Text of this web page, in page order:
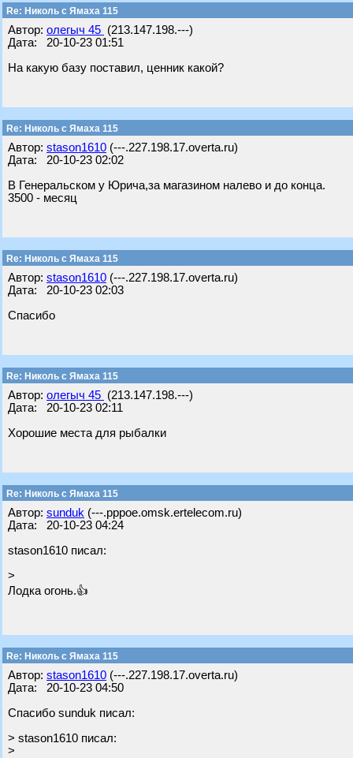
Re: Николь с Ямаха 115
Автор: олегыч 45 (213.147.198.---)
Дата: 20-10-23 01:51
На какую базу поставил, ценник какой?
Re: Николь с Ямаха 115
Автор: stason1610 (---.227.198.17.overta.ru)
Дата: 20-10-23 02:02
В Генеральском у Юрича,за магазином налево и до конца.
3500 - месяц
Re: Николь с Ямаха 115
Автор: stason1610 (---.227.198.17.overta.ru)
Дата: 20-10-23 02:03
Спасибо
Re: Николь с Ямаха 115
Автор: олегыч 45 (213.147.198.---)
Дата: 20-10-23 02:11
Хорошие места для рыбалки
Re: Николь с Ямаха 115
Автор: sunduk (---.pppoe.omsk.ertelecom.ru)
Дата: 20-10-23 04:24
stason1610 писал:
>
Лодка огонь.👍
Re: Николь с Ямаха 115
Автор: stason1610 (---.227.198.17.overta.ru)
Дата: 20-10-23 04:50
Спасибо sunduk писал:
> stason1610 писал:
>